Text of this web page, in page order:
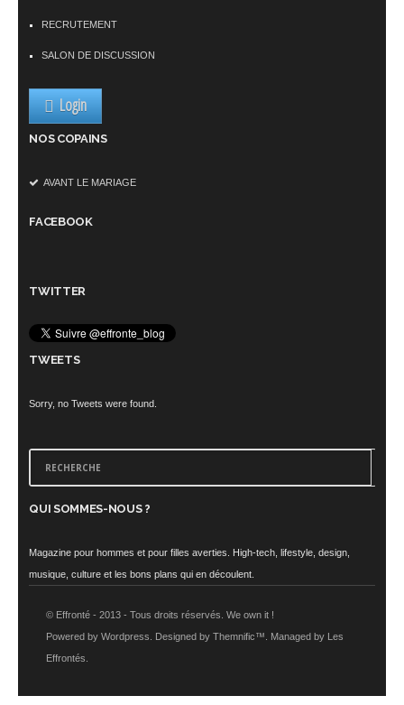
RECRUTEMENT
SALON DE DISCUSSION
Login
NOS COPAINS
AVANT LE MARIAGE
FACEBOOK
TWITTER
TWEETS
Sorry, no Tweets were found.
QUI SOMMES-NOUS ?
Magazine pour hommes et pour filles averties. High-tech, lifestyle, design,
musique, culture et les bons plans qui en découlent.
© Effronté - 2013 - Tous droits réservés. We own it !
Powered by Wordpress. Designed by Themnific™. Managed by Les
Effrontés.